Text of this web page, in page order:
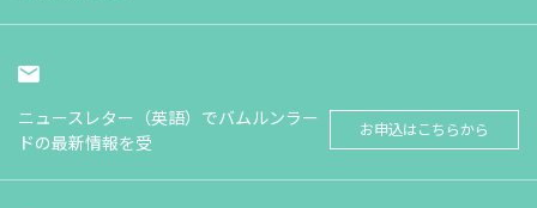
ニュースレター（英語）でバムルンラー
ドの最新情報を受
お申込はこちらから